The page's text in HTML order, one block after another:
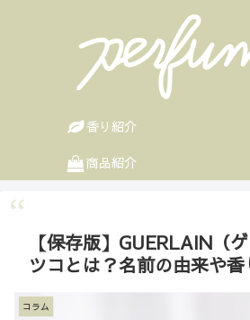
香り紹介
商品紹介
【保存版】GUERLAIN（
ツコとは？名前の由来や
コラム